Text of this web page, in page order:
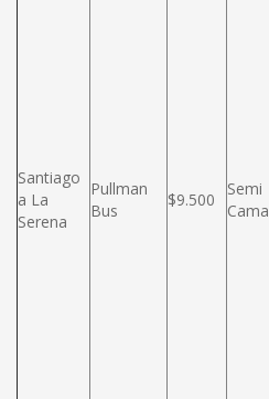
Santiago
a La
Serena
Pullman
Bus
$9.500
Semi
Cama